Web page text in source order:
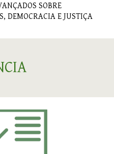
SOBRE
DEMOCRACIA E JUSTIÇA